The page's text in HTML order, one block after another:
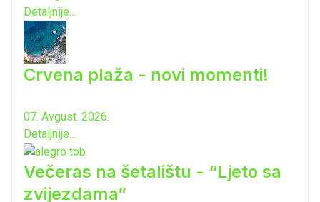
Detaljnije...
Crvena plaža - novi momenti!
07. Avgust. 2026.
Detaljnije...
Večeras na šetalištu - “Ljeto sa
zvijezdama”